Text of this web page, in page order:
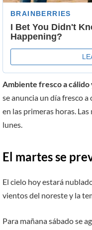
Ambiente fresco a cálido
se anuncia un día fresco
en las primeras horas.
lunes.
El martes se
El cielo hoy estará
vientos del noreste y la
Para mañana sábado se